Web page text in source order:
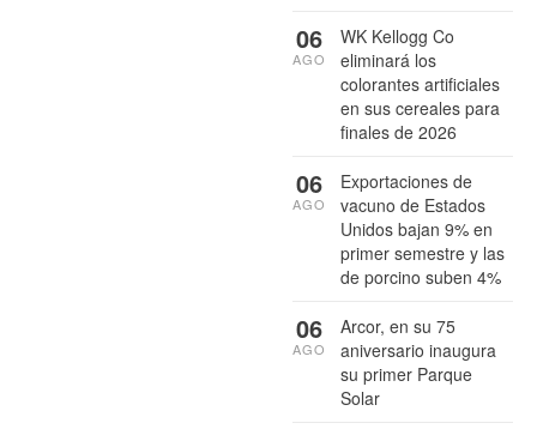
WK Kellogg Co
eliminará los
colorantes artificiales
en sus cereales para
finales de 2026
06
AGO
Exportaciones de
vacuno de Estados
Unidos bajan 9% en
primer semestre y las
de porcino suben 4%
06
AGO
Arcor, en su 75
aniversario inaugura
su primer Parque
Solar
06
AGO